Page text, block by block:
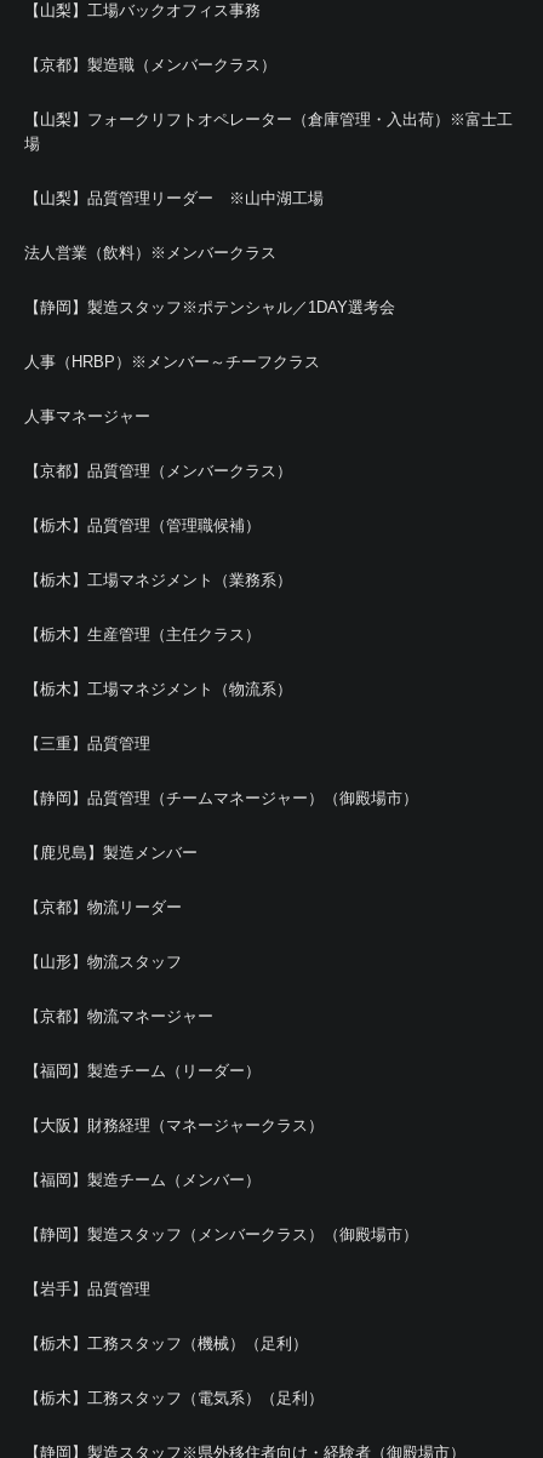
【山梨】工場バックオフィス事務
【京都】製造職（メンバークラス）
【山梨】フォークリフトオペレーター（倉庫管理・入出荷）※富士工
場
【山梨】品質管理リーダー ※山中湖工場
法人営業（飲料）※メンバークラス
【静岡】製造スタッフ※ポテンシャル／1DAY選考会
人事（HRBP）※メンバー～チーフクラス
人事マネージャー
【京都】品質管理（メンバークラス）
【栃木】品質管理（管理職候補）
【栃木】工場マネジメント（業務系）
【栃木】生産管理（主任クラス）
【栃木】工場マネジメント（物流系）
【三重】品質管理
【静岡】品質管理（チームマネージャー）（御殿場市）
【鹿児島】製造メンバー
【京都】物流リーダー
【山形】物流スタッフ
【京都】物流マネージャー
【福岡】製造チーム（リーダー）
【大阪】財務経理（マネージャークラス）
【福岡】製造チーム（メンバー）
【静岡】製造スタッフ（メンバークラス）（御殿場市）
【岩手】品質管理
【栃木】工務スタッフ（機械）（足利）
【栃木】工務スタッフ（電気系）（足利）
【静岡】製造スタッフ※県外移住者向け・経験者（御殿場市）